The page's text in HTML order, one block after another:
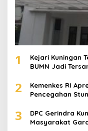
1
Kejari Kuningan
BUMN Jadi
2
Kemenkes RI
Pencegahan
3
DPC Gerindra
Masyarakat